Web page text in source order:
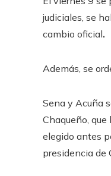
judiciales, se
cambio oficial.
Además, se
Sena y Acuña
Chaqueño,
elegido antes
presidencia de